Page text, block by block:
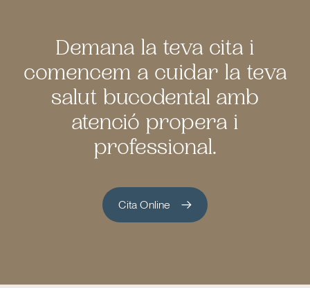
Demana la teva cita i
comencem a cuidar la teva
salut bucodental amb
atenció propera i
professional.
Cita Online